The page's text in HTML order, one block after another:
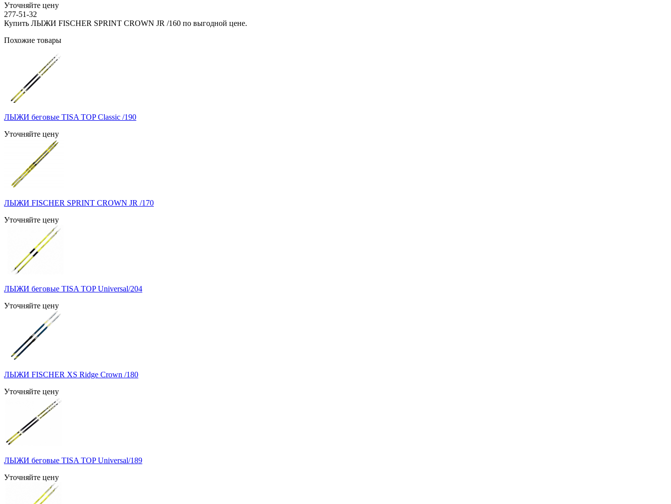
Уточняйте цену
277-51-32
Купить ЛЫЖИ FISCHER SPRINT CROWN JR /160 по выгодной цене.
Похожие товары
ЛЫЖИ беговые TISA TOP Classic /190
Уточняйте цену
ЛЫЖИ FISCHER SPRINT CROWN JR /170
Уточняйте цену
ЛЫЖИ беговые TISA TOP Universal/204
Уточняйте цену
ЛЫЖИ FISCHER XS Ridge Crown /180
Уточняйте цену
ЛЫЖИ беговые TISA TOP Universal/189
Уточняйте цену